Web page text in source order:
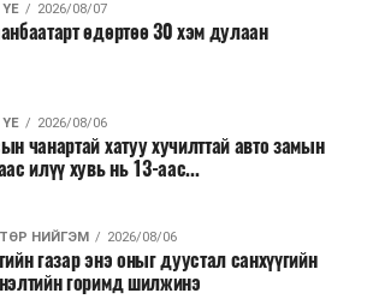
ҮЕ 2026/08/07
өдөртөө 30 хэм дулаан
ҮЕ 2026/08/06
чанартай хатуу хучилттай авто замын
илүү хувь нь 13-аас...
НИЙГЭМ 2026/08/06
газар энэ оныг дуустал санхүүгийн
горимд шилжинэ